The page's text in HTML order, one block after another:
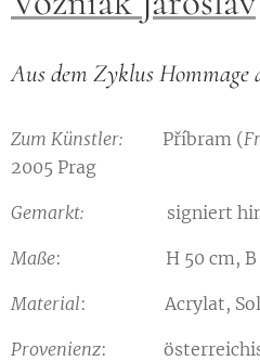
Aus dem Zyklus Hommage
Zum Künstler: Příbram (
2005 Prag
Gemarkt: signiert
Maße: H 50 cm, B
Material: Acrylat,
Provenienz: